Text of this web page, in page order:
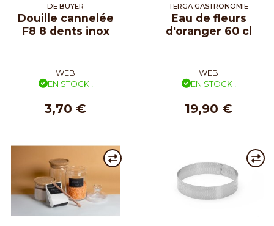
DE BUYER
Douille cannelée
F8 8 dents inox
WEB
EN STOCK !
3,70 €
TERGA GASTRONOMIE
Eau de fleurs
d'oranger 60 cl
WEB
EN STOCK !
19,90 €